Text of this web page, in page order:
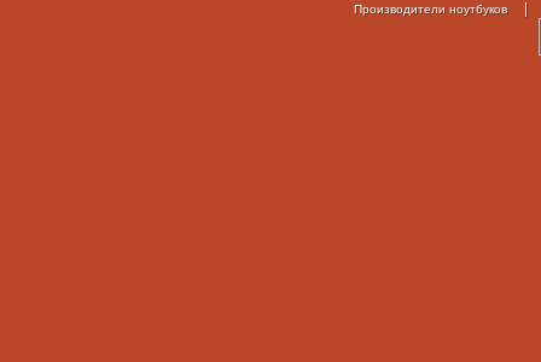
Производители ноутбуков